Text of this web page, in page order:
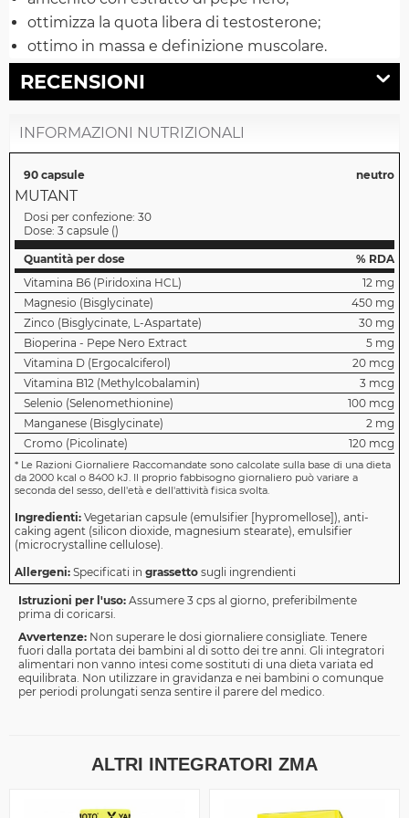
ottimizza la quota libera di testosterone;
ottimo in massa e definizione muscolare.
RECENSIONI
INFORMAZIONI NUTRIZIONALI
90 capsule neutro
MUTANT
Dosi per confezione: 30
Dose: 3 capsule ()
Quantità per dose
% RDA
Vitamina B6 (Piridoxina HCL)
12 mg
Magnesio (Bisglycinate)
450 mg
Zinco (Bisglycinate, L-Aspartate)
30 mg
Bioperina - Pepe Nero Extract
5 mg
Vitamina D (Ergocalciferol)
20 mcg
Vitamina B12 (Methylcobalamin)
3 mcg
Selenio (Selenomethionine)
100 mcg
Manganese (Bisglycinate)
2 mg
Cromo (Picolinate)
120 mcg
* Le Razioni Giornaliere Raccomandate sono calcolate sulla base di una dieta
da 2000 kcal o 8400 kJ. Il proprio fabbisogno giornaliero può variare a
seconda del sesso, dell'età e dell'attività fisica svolta.
Ingredienti: Vegetarian capsule (emulsifier [hypromellose]), anti-
caking agent (silicon dioxide, magnesium stearate), emulsifier
(microcrystalline cellulose).
Allergeni: Specificati in grassetto sugli ingrendienti
Istruzioni per l'uso: Assumere 3 cps al giorno, preferibilmente
prima di coricarsi.
Avvertenze: Non superare le dosi giornaliere consigliate. Tenere
fuori dalla portata dei bambini al di sotto dei tre anni. Gli integratori
alimentari non vanno intesi come sostituti di una dieta variata ed
equilibrata. Non utilizzare in gravidanza e nei bambini o comunque
per periodi prolungati senza sentire il parere del medico.
ALTRI INTEGRATORI ZMA